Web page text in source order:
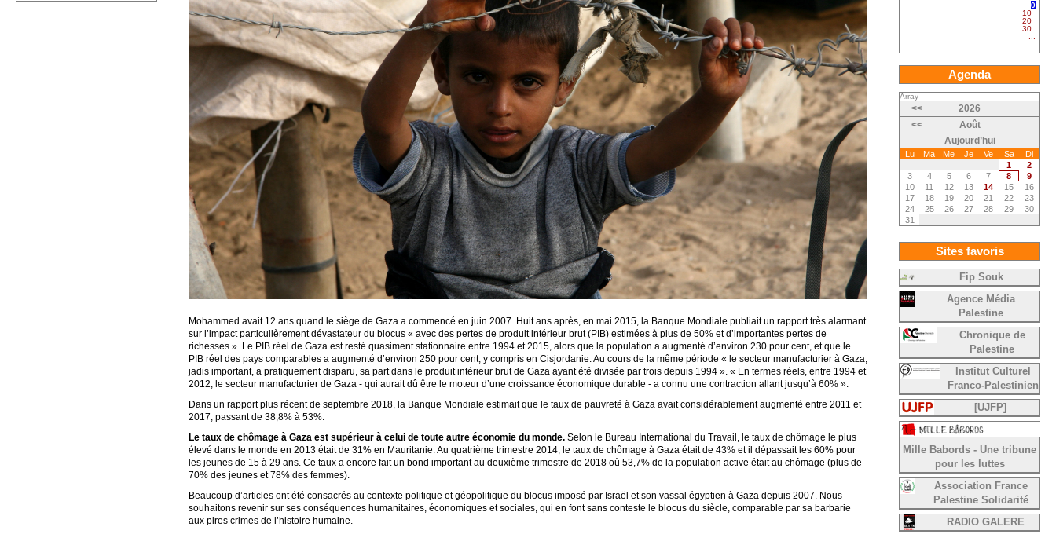
Mohammed avait 12 ans quand le siège de Gaza a commencé en juin 2007. Huit ans après, en mai 2015, la Banque Mondiale publiait un rapport très alarmant
sur l’impact particulièrement dévastateur du blocus « avec des pertes de produit intérieur brut (PIB) estimées à plus de 50% et d’importantes pertes de
richesses ». Le PIB réel de Gaza est resté quasiment stationnaire entre 1994 et 2015, alors que la population a augmenté d’environ 230 pour cent, et que le
PIB réel des pays comparables a augmenté d’environ 250 pour cent, y compris en Cisjordanie. Au cours de la même période « le secteur manufacturier à Gaza,
jadis important, a pratiquement disparu, sa part dans le produit intérieur brut de Gaza ayant été divisée par trois depuis 1994 ». « En termes réels, entre 1994 et
2012, le secteur manufacturier de Gaza - qui aurait dû être le moteur d’une croissance économique durable - a connu une contraction allant jusqu’à 60% ».
Dans un rapport plus récent de septembre 2018, la Banque Mondiale estimait que le taux de pauvreté à Gaza avait considérablement augmenté entre 2011 et
2017, passant de 38,8% à 53%.
Le taux de chômage à Gaza est supérieur à celui de toute autre économie du monde. Selon le Bureau International du Travail, le taux de chômage le plus
élevé dans le monde en 2013 était de 31% en Mauritanie. Au quatrième trimestre 2014, le taux de chômage à Gaza était de 43% et il dépassait les 60% pour
les jeunes de 15 à 29 ans. Ce taux a encore fait un bond important au deuxième trimestre de 2018 où 53,7% de la population active était au chômage (plus de
70% des jeunes et 78% des femmes).
Beaucoup d’articles ont été consacrés au contexte politique et géopolitique du blocus imposé par Israël et son vassal égyptien à Gaza depuis 2007. Nous
souhaitons revenir sur ses conséquences humanitaires, économiques et sociales, qui en font sans conteste le blocus du siècle, comparable par sa barbarie
aux pires crimes de l’histoire humaine.
0
10
20
30
Agenda
Array
<<
2026
<<
Août
Aujourd’hui
Lu Ma Me Je Ve Sa
Di
1
2
3
4 5 6 7 8
9
10
11 12 13 14 15
16
17
18 19 20 21 22
23
24
25 26 27 28 29
30
31
Sites favoris
Fip Souk
Agence Média
Palestine
Chronique de
Palestine
Institut Culturel
Franco-Palestinien
[UJFP]
Mille Babords - Une tribune
pour les luttes
Association France
Palestine Solidarité
RADIO GALERE